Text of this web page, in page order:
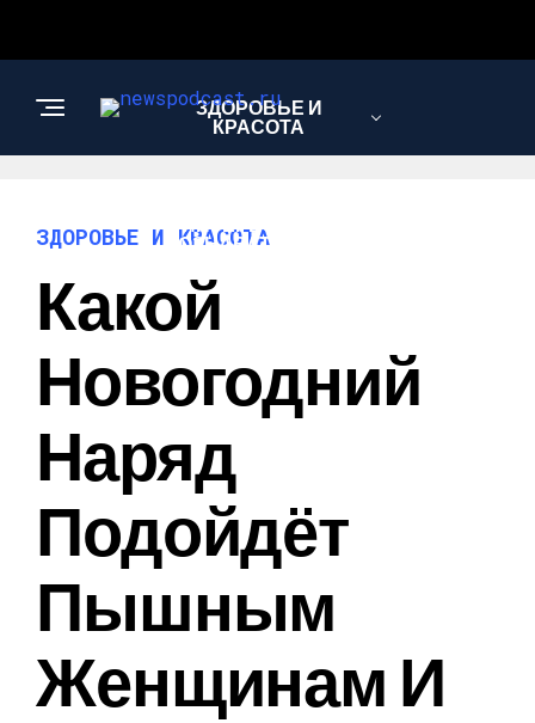
ЗДОРОВЬЕ И
КРАСОТА
ИНТЕРЕСНОЕ И
ПОЗНАВАТЕЛЬНОЕ
ЗДОРОВЬЕ И КРАСОТА
Какой
Новогодний
Наряд
Подойдёт
Пышным
Женщинам И